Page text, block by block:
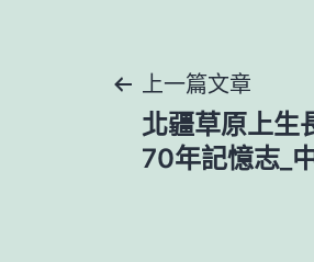
文
章
上一篇文章
北疆草原上生
70年記憶志_